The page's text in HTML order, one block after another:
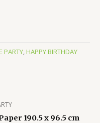
PARTY,HAPPY BIRTHDAY
190.5 x 96.5 cm